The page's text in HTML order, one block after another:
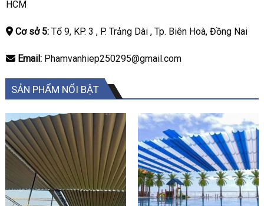
HCM
Cơ sở 5:Tổ 9, KP. 3 , P. Trảng Dài , Tp. Biên Hoà, Đồng Nai
Email:Phamvanhiep250295@gmail.com
SẢN PHẨM NỔI BẬT